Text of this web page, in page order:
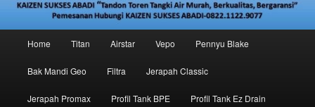
Home Titan Airstar Vepo Pennyu Blake
Bak Mandi Geo Filtra Jerapah Classic
Jerapah Promax Profil Tank BPE Profil Tank Ez Drain